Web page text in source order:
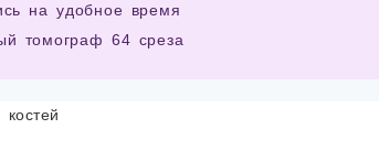
на удобное время
томограф 64 среза